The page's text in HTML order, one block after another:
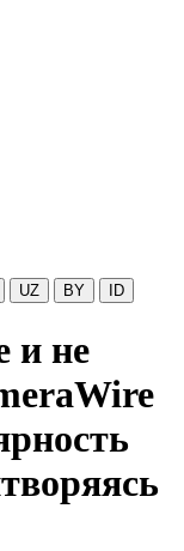
UZ BY ID
и не